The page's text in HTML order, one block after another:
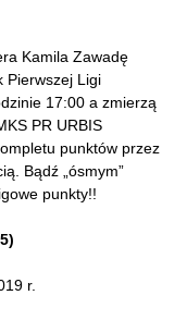
Kamila Zawadę
Pierwszej Ligi
17:00 a zmierzą
PR URBIS
punktów przez
Bądź „ósmym”
punkty!!
r.